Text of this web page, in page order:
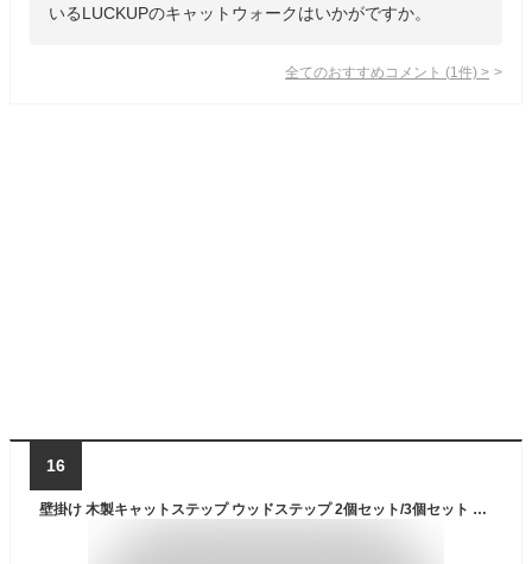
いるLUCKUPのキャットウォークはいかがですか。
全てのおすすめコメント (1 件) >
16
壁掛け 木製キャットステップ ウッドステップ 2個セット/3個セット 穴あけ不要 完成品 NEKOIRI 耐荷重20kg キャットウォーク キャットハウス キャットタワー 階段 大型ネコ 取付簡単 工具不要 ネジ穴不要 賃貸OK 職人手仕上げ ストレス解消 運動不足 DIY インテリア